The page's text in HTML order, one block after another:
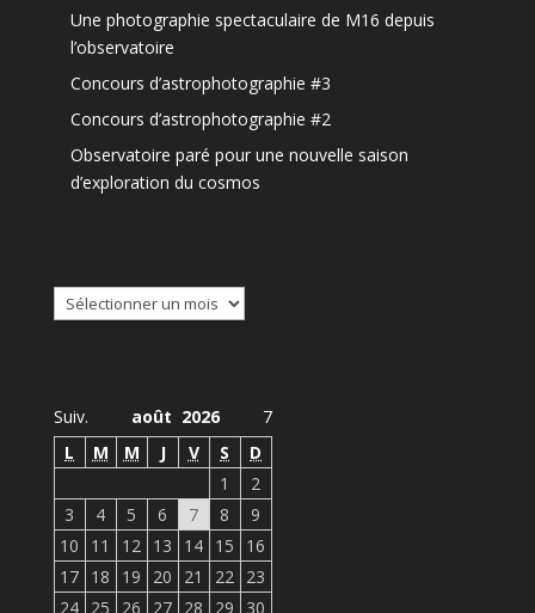
Une photographie spectaculaire de M16 depuis
l’observatoire
Concours d’astrophotographie #3
Concours d’astrophotographie #2
Observatoire paré pour une nouvelle saison
d’exploration du cosmos
Archives
Suiv. 7
août 2026
L
M M J V S
D
1
2
3
4 5 6 7 8
9
10
11 12 13 14 15
16
17 18 19 20 21 22 23
24 25 26 27 28 29 30